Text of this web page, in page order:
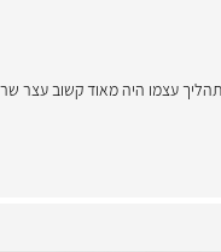
עצמו היה מאוד קשוב עצר